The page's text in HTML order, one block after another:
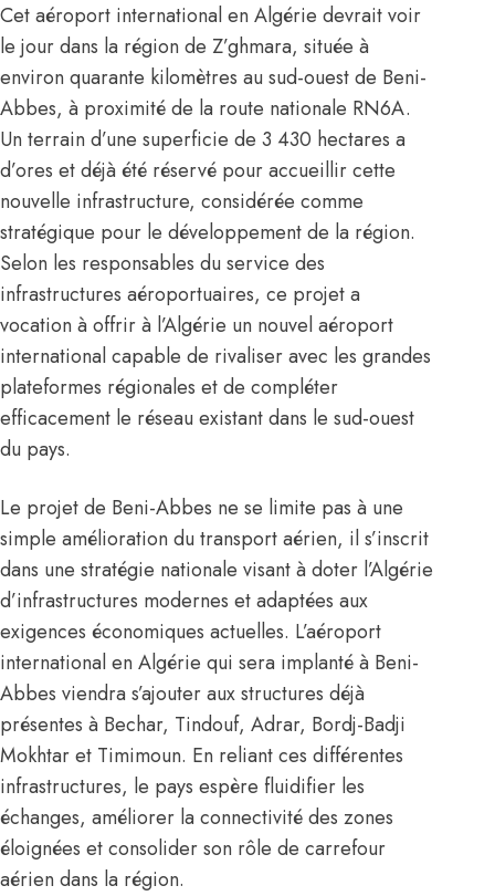
Cet aéroport international en Algérie devrait voir
le jour dans la région de Z’ghmara, située à
environ quarante kilomètres au sud-ouest de Beni-
Abbes, à proximité de la route nationale RN6A.
Un terrain d’une superficie de 3 430 hectares a
d’ores et déjà été réservé pour accueillir cette
nouvelle infrastructure, considérée comme
stratégique pour le développement de la région.
Selon les responsables du service des
infrastructures aéroportuaires, ce projet a
vocation à offrir à l’Algérie un nouvel aéroport
international capable de rivaliser avec les grandes
plateformes régionales et de compléter
efficacement le réseau existant dans le sud-ouest
du pays.
Le projet de Beni-Abbes ne se limite pas à une
simple amélioration du transport aérien, il s’inscrit
dans une stratégie nationale visant à doter l’Algérie
d’infrastructures modernes et adaptées aux
exigences économiques actuelles. L’aéroport
international en Algérie qui sera implanté à Beni-
Abbes viendra s’ajouter aux structures déjà
présentes à Bechar, Tindouf, Adrar, Bordj-Badji
Mokhtar et Timimoun. En reliant ces différentes
infrastructures, le pays espère fluidifier les
échanges, améliorer la connectivité des zones
éloignées et consolider son rôle de carrefour
aérien dans la région.